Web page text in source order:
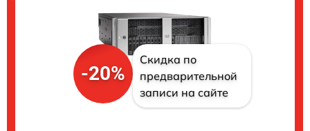
-20%
Скидка по
предварительной
записи на сайте